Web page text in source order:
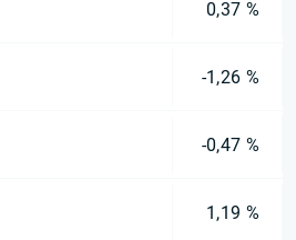
0,37 %
-1,26 %
-0,47 %
1,19 %